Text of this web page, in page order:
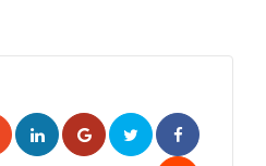
Google+